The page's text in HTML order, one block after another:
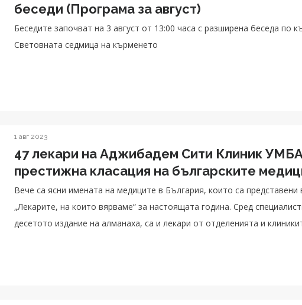
беседи (Програма за август)
Беседите започват на 3 август от 13:00 часа с разширена беседа по
Световната седмица на кърменето
1 авг 2023
47 лекари на Аджибадем Сити Клиник
престижна класация на българските
Вече са ясни имената на медиците в България, които са представени
„Лекарите, на които вярваме“ за настоящата година. Сред
десетото издание на алманаха, са и лекари от отделенията и